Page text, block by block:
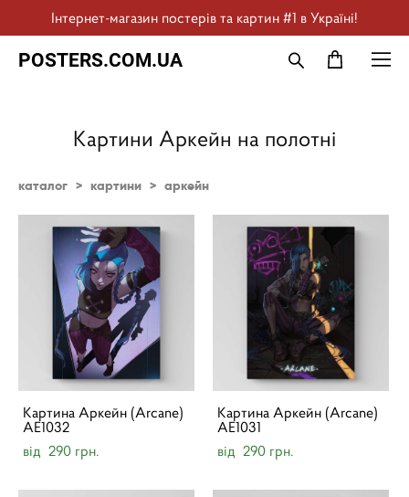
Інтернет-магазин постерів та картин #1 в Україні!
POSTERS.COM.UA
Картини Аркейн на полотні
каталог > картини > аркейн
Картина Аркейн (Arcane)
AE1032
від 290 грн.
Картина Аркейн (Arcane)
AE1031
від 290 грн.